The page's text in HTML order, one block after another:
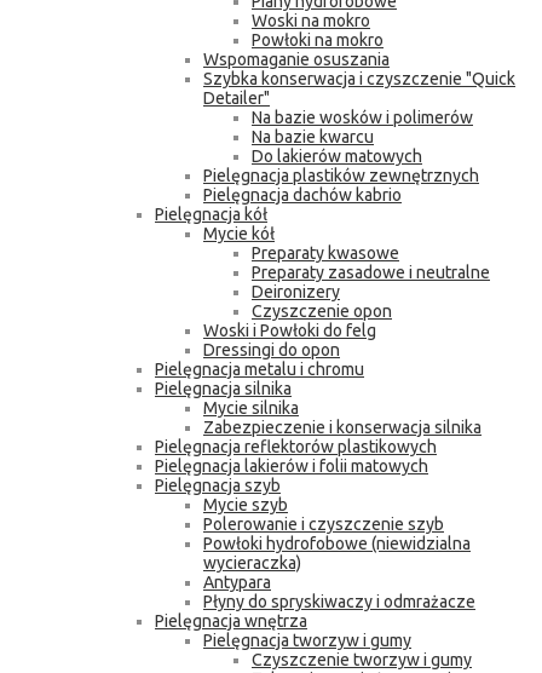
Woski na mokro
Powłoki na mokro
Wspomaganie osuszania
Szybka konserwacja i czyszczenie "Quick
Detailer"
Na bazie wosków i polimerów
Na bazie kwarcu
Do lakierów matowych
Pielęgnacja plastików zewnętrznych
Pielęgnacja dachów kabrio
Pielęgnacja kół
Mycie kół
Preparaty kwasowe
Preparaty zasadowe i neutralne
Deironizery
Czyszczenie opon
Woski i Powłoki do felg
Dressingi do opon
Pielęgnacja metalu i chromu
Pielęgnacja silnika
Mycie silnika
Zabezpieczenie i konserwacja silnika
Pielęgnacja reflektorów plastikowych
Pielęgnacja lakierów i folii matowych
Pielęgnacja szyb
Mycie szyb
Polerowanie i czyszczenie szyb
Powłoki hydrofobowe (niewidzialna
wycieraczka)
Antypara
Płyny do spryskiwaczy i odmrażacze
Pielęgnacja wnętrza
Pielęgnacja tworzyw i gumy
Czyszczenie tworzyw i gumy